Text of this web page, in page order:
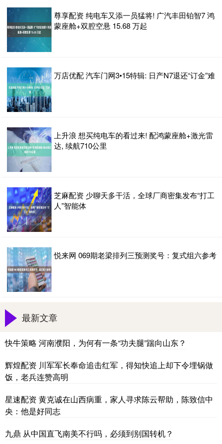
尊享配资 纯电车又添一员猛将! 广汽丰田铂智7 鸿
蒙座舱+双腔空悬 15.68 万起
万店优配 汽车门网3•15特辑: 日产N7退还“订金”难
上升浪 想买纯电车的看过来! 配鸿蒙座舱+激光雷
达, 续航710公里
芝麻配资 少聊天多干活，全球厂商密集发布“打工
人”智能体
悦来网 069期老梁排列三预测奖号：复式组六参考
最新文章
快牛策略 河南濮阳，为何有一条“功夫腿”踹向山东？
辉煌配资 川军军长奉命追击红军，得知快追上却下令埋锅做
饭，老兵连赞高明
星速配资 黄克诚在山西病重，家人寻求陈云帮助，陈致信中
央：他是好同志
九鼎 从中国直飞南美不行吗，必须到别国转机？